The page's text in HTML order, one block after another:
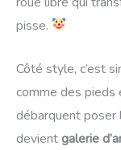
pisse.
Côté style, c’est
comme des pieds
débarquent poser
devientgalerie